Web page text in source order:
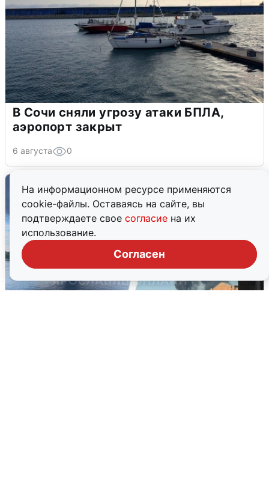
На информационном ресурсе применяются
cookie-файлы. Оставаясь на сайте, вы
подтверждаете свое согласие на их
использование.
Согласен
В Сочи сняли угрозу атаки БПЛА,
аэропорт закрыт
6 августа 0